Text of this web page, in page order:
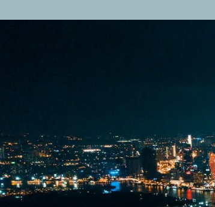
The Secondary
Asiático de
objetivo